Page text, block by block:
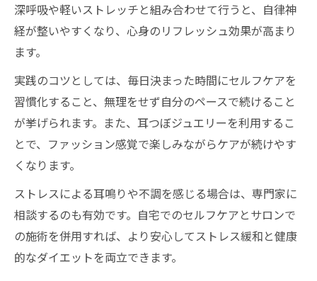
深呼吸や軽いストレッチと組み合わせて行うと、自律神
経が整いやすくなり、心身のリフレッシュ効果が高まり
ます。
実践のコツとしては、毎日決まった時間にセルフケアを
習慣化すること、無理をせず自分のペースで続けること
が挙げられます。また、耳つぼジュエリーを利用するこ
とで、ファッション感覚で楽しみながらケアが続けやす
くなります。
ストレスによる耳鳴りや不調を感じる場合は、専門家に
相談するのも有効です。自宅でのセルフケアとサロンで
の施術を併用すれば、より安心してストレス緩和と健康
的なダイエットを両立できます。